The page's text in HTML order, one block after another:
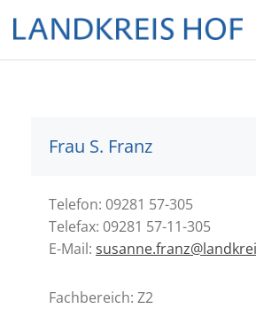
Frau S. Franz
Telefon: 09281 57-305
Telefax: 09281 57-11-305
E-Mail:
Fachbereich: Z2